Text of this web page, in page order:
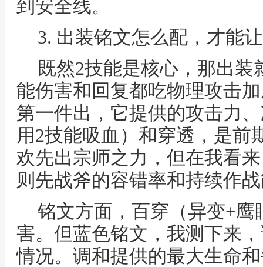
到安全线。
3. 出装铭文怎么配，才能
既然2技能是核心，那出
能伤害和回复都吃物理攻击
第一件出，它提供的攻击力
用2技能吸血）和穿透，是前
欢先出宗师之力，但在我看
则先战斧的容错率和持续作
铭文方面，百穿（异变+
害。但蓝色铭文，我测下来
情况。调和提供的最大生命